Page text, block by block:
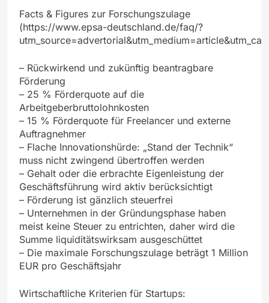
Facts & Figures zur Forschungszulage
(https://www.epsa-deutschland.de/faq/?
– Rückwirkend und zukünftig beantragbare
Förderung
– 25 % Förderquote auf die
Arbeitgeberbruttolohnkosten
– 15 % Förderquote für Freelancer und externe
Auftragnehmer
– Flache Innovationshürde: „Stand der Technik“
muss nicht zwingend übertroffen werden
– Gehalt oder die erbrachte Eigenleistung der
Geschäftsführung wird aktiv berücksichtigt
– Förderung ist gänzlich steuerfrei
– Unternehmen in der Gründungsphase haben
meist keine Steuer zu entrichten, daher wird die
Summe liquiditätswirksam ausgeschüttet
– Die maximale Forschungszulage beträgt 1 Million
EUR pro Geschäftsjahr
Wirtschaftliche Kriterien für Startups: